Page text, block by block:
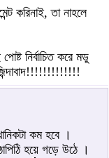
করিনাই, তা নাহলে
নির্বাচিত করে মডু
কম হবে ।
হয়ে গড়ে উঠে ।